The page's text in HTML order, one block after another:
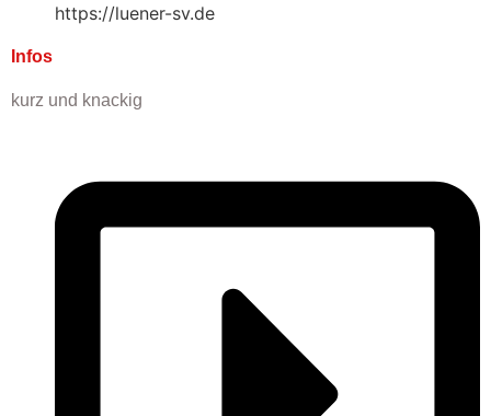
https://luener-sv.de
Infos
kurz und knackig